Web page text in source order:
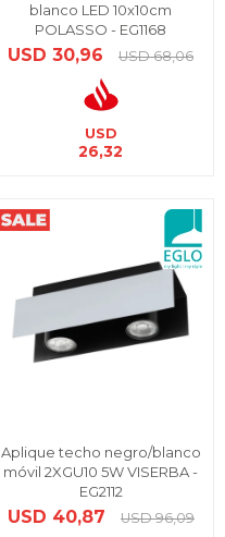
blanco LED 10x10cm
POLASSO - EG1168
USD 30,96 USD 68,06
USD
26,32
Aplique techo negro/blanco
móvil 2XGU10 5W VISERBA -
EG2112
USD 40,87 USD 96,09